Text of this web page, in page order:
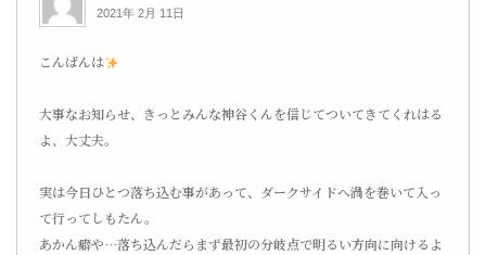
2021年 2月 11日
こんばんは
大事なお知らせ、きっとみんな神谷くんを信じてついてきてくれはる
よ、大丈夫。
実は今日ひとつ落ち込む事があって、ダークサイドへ渦を巻いて入っ
て行ってしもたん。
あかん癖や…落ち込んだらまず最初の分岐点で明るい方向に向けるよ